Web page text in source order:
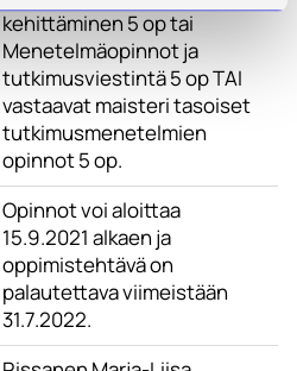
kehittäminen 5 op tai
Menetelmäopinnot ja
tutkimusviestintä 5 op TAI
vastaavat maisteri tasoiset
tutkimusmenetelmien
opinnot 5 op.
Opinnot voi aloittaa
15.9.2021 alkaen ja
oppimistehtävä on
palautettava viimeistään
31.7.2022.